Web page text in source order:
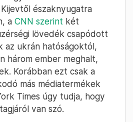
északnyugatra
a CNN szerint két
lövedék csapódott
az ukrán hatóságoktól,
három ember meghalt,
Korábban ezt csak a
más médiatermékek
Times úgy tudja, hogy
van szó.